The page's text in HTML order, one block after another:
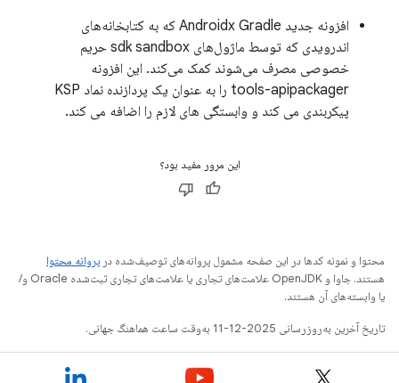
افزونه جدید Androidx Gradle که به کتابخانه‌های
اندرویدی که توسط ماژول‌های sdk sandbox حریم
خصوصی مصرف می‌شوند کمک می‌کند. این افزونه
tools-apipackager را به عنوان یک پردازنده نماد KSP
پیکربندی می کند و وابستگی های لازم را اضافه می کند.
این مرور مفید بود؟
محتوا و نمونه کدها در این صفحه مشمول پروانه‌های توصیف‌شده در پروانه محتوا
هستند. جاوا و OpenJDK علامت‌های تجاری یا علامت‌های تجاری ثبت‌شده Oracle و/
یا وابسته‌های آن هستند.
تاریخ آخرین به‌روزرسانی 2025-12-11 به‌وقت ساعت هماهنگ جهانی.